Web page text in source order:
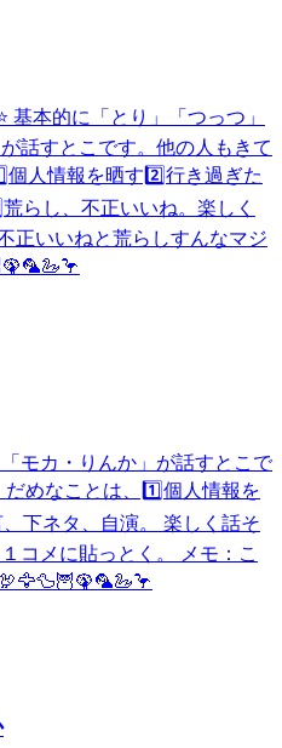
基本的に「とり」「つっつ」
話すとこです。他の人もきて
人情報を晒す2️⃣行き過ぎた
らし、不正いいね。楽しく
正いいねと荒らしすんなマジ
モカ・りんか」が話すとこで
めなことは、1️⃣個人情報を
下ネタ、自演。 楽しく話そ
コメに貼っとく。 メモ：こ